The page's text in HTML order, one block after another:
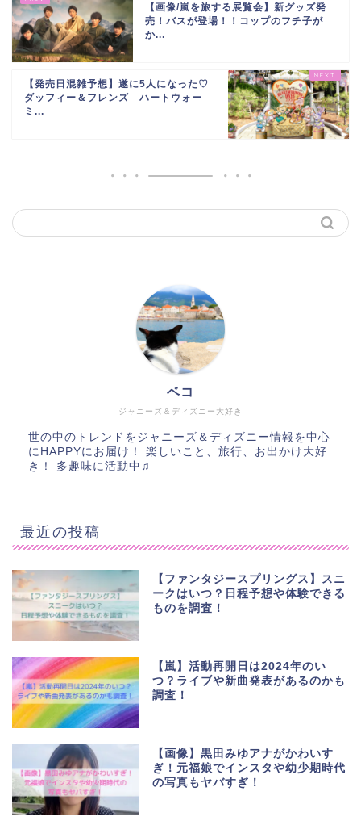
【画像/嵐を旅する展覧会】新グッズ発
売！バスが登場！！コップのフチ子が
か...
【発売日混雑予想】遂に5人になった♡
ダッフィー＆フレンズ ハートウォー
ミ...
ジャニーズ＆ディズニー大好き
ベコ
世の中のトレンドをジャニーズ＆ディズニー情報を中心
にHAPPYにお届け！ 楽しいこと、旅行、お出かけ大好
き！ 多趣味に活動中♫
最近の投稿
【ファンタジースプリングス】スニ
ークはいつ？日程予想や体験できる
ものを調査！
【嵐】活動再開日は2024年のい
つ？ライブや新曲発表があるのかも
調査！
【画像】黒田みゆアナがかわいす
ぎ！元福娘でインスタや幼少期時代
の写真もヤバすぎ！